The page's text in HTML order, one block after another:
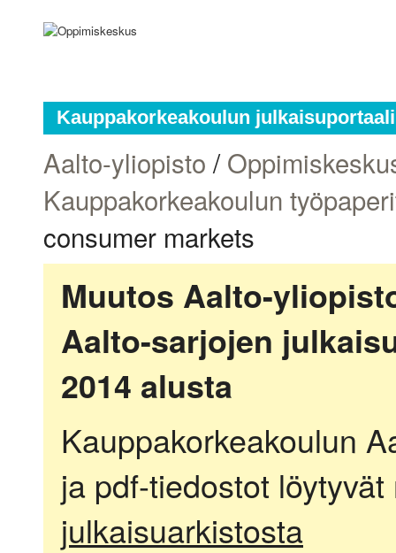
Kauppakorkeakoulun julkaisuportaali
Aalto-yliopisto /
Kauppakorkeakoulun
consumer markets
Muutos Aalto-
Aalto-sarjojen
2014 alusta
Kauppakorkeakoulun
ja pdf-tiedostot
julkaisuarkistosta